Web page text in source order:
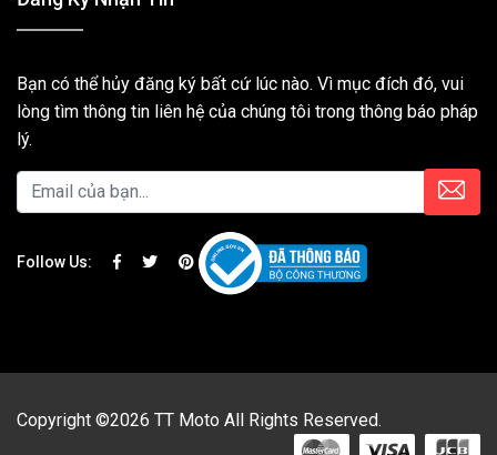
Bạn có thể hủy đăng ký bất cứ lúc nào. Vì mục đích đó, vui
lòng tìm thông tin liên hệ của chúng tôi trong thông báo pháp
lý.
Follow Us:
Copyright ©2026 TT Moto All Rights Reserved.